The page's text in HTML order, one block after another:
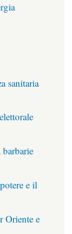
sanitaria
e il
Oriente e